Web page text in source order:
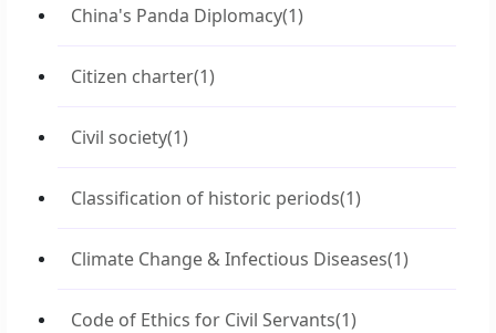
China's Panda Diplomacy(1)
Citizen charter(1)
Civil society(1)
Classification of historic periods(1)
Climate Change & Infectious Diseases(1)
Code of Ethics for Civil Servants(1)